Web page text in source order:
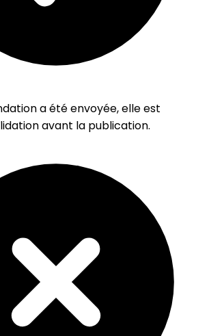
a été envoyée, elle est
avant la publication.